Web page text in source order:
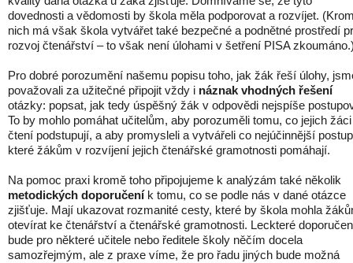
dovednosti a vědomosti by škola měla podporovat a rozvíjet.
nich má však škola vytvářet také bezpečné a podnětné prostředí
rozvoj čtenářství – to však není úlohami v šetření PISA
Pro dobré porozumění našemu popisu toho, jak žák řeší úlohy,
považovali za užitečné připojit vždy i náznak vhodných řešení
otázky: popsat, jak tedy úspěšný žák v odpovědi nejspíše
To by mohlo pomáhat učitelům, aby porozuměli tomu, co jejich
čtení podstupují, a aby promysleli a vytvářeli co nejúčinnější
které žákům v rozvíjení jejich čtenářské gramotnosti pomáhají.
Na pomoc praxi kromě toho připojujeme k analýzám také několik
metodických doporučení k tomu, co se podle nás v dané otázce
zjišťuje. Mají ukazovat rozmanité cesty, které by škola mohla
otevírat ke čtenářství a čtenářské gramotnosti. Leckteré
bude pro některé učitele nebo ředitele školy něčím docela
samozřejmým, ale z praxe víme, že pro řadu jiných bude možná